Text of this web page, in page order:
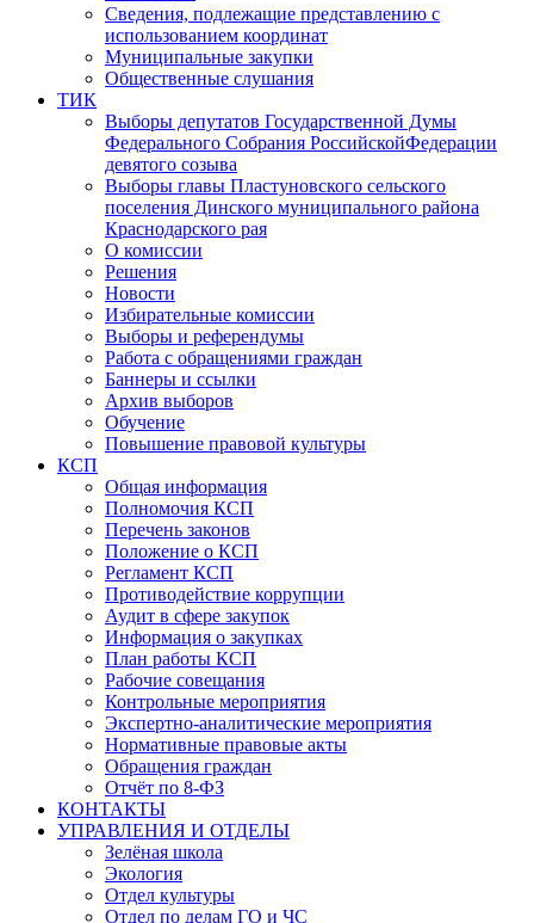
Сведения, подлежащие представлению с
использованием координат
Муниципальные закупки
Общественные слушания
ТИК
Выборы депутатов Государственной Думы
Федерального Собрания РоссийскойФедерации
девятого созыва
Выборы главы Пластуновского сельского
поселения Динского муниципального района
Краснодарского рая
О комиссии
Решения
Новости
Избирательные комиссии
Выборы и референдумы
Работа с обращениями граждан
Баннеры и ссылки
Архив выборов
Обучение
Повышение правовой культуры
КСП
Общая информация
Полномочия КСП
Перечень законов
Положение о КСП
Регламент КСП
Противодействие коррупции
Аудит в сфере закупок
Информация о закупках
План работы КСП
Рабочие совещания
Контрольные мероприятия
Экспертно-аналитические мероприятия
Нормативные правовые акты
Обращения граждан
Отчёт по 8-ФЗ
КОНТАКТЫ
УПРАВЛЕНИЯ И ОТДЕЛЫ
Зелёная школа
Экология
Отдел культуры
Отдел по делам ГО и ЧС